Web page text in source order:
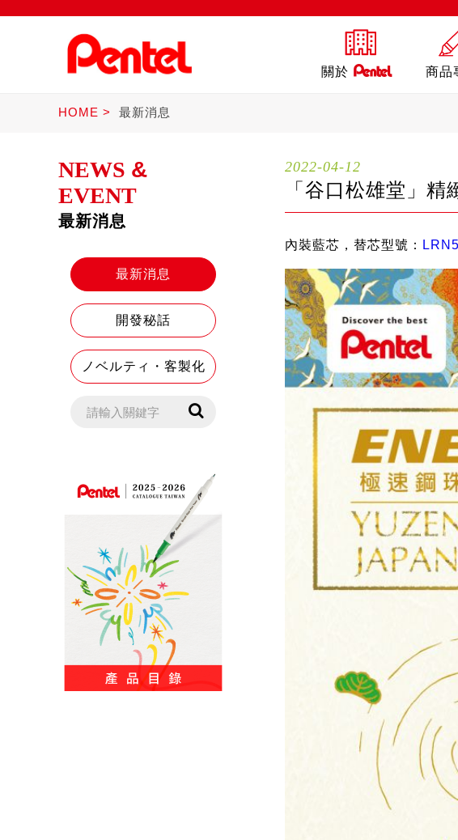
關於 商品
Sterling
HOME 最新消息
NEWS &
EVENT
最新消息
最新消息
開發秘話
ノベルティ・客製化
2022-04-12
「谷口松雄堂」
內裝藍芯，替芯型號： LRN5